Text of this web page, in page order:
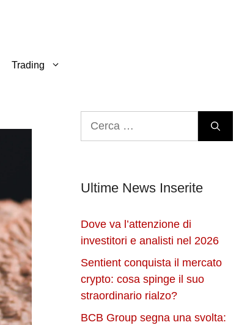
Trading
Ultime News Inserite
Dove va l’attenzione di
investitori e analisti nel 2026
Sentient conquista il mercato
crypto: cosa spinge il suo
straordinario rialzo?
BCB Group segna una svolta: